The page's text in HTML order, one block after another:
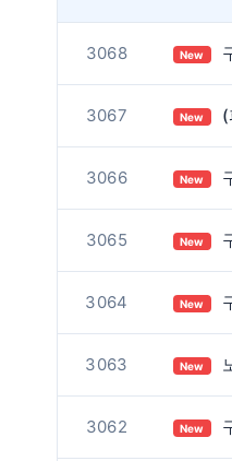
3068 New
3067 New (
3066 New
3065 New
3064 New
3063 New
3062 New